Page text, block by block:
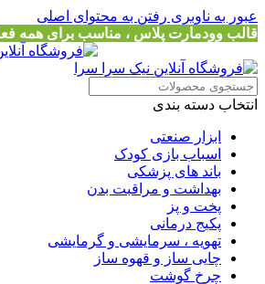
عبور به ناوبری رفتن به محتوای اصلی
قالب وودمارت پلاس ، مناسب برای همه
انتخاب دسته بندی
ابزار صنعتی
اسباب بازی کودک
باند های پزشکی
بهداشت و مراقبت بدن
پخت و پز
پکیج درمانی
تهویه ، سرمایشی و گرمایشی
چایی ساز و قهوه ساز
چرخ گوشت